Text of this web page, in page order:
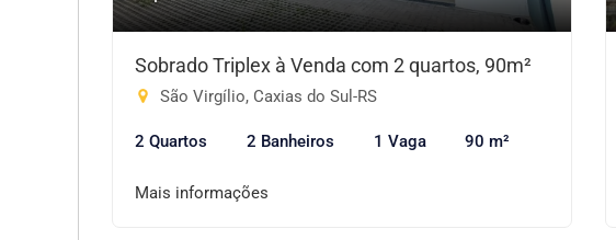
Sobrado Triplex à Venda com 2 quartos, 90m²
São Virgílio, Caxias do Sul-RS
2 Quartos 2 Banheiros 1 Vaga 90 m²
Mais informações